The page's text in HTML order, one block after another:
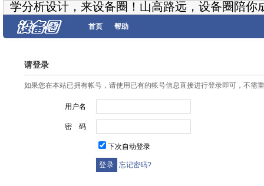
学分析设计，来设备圈！山高路远，设备圈陪你
首页 帮助
请登录
如果您在本站已拥有帐号，请使用已有的帐号信息直接进行登录即可，不需
用户名
密 码
下次自动登录
忘记密码?